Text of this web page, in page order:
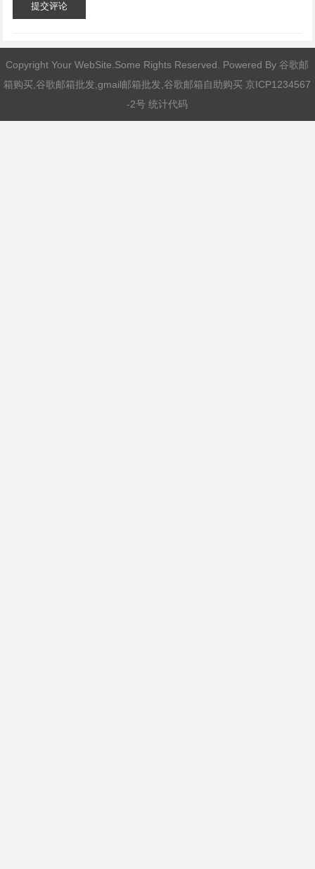
提交评论
Copyright Your WebSite.Some Rights Reserved. Powered By谷歌邮
箱购买,谷歌邮箱批发,gmail邮箱批发,谷歌邮箱自助购买 京ICP1234567
-2号 统计代码